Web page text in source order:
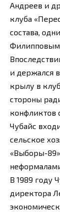
Андреев и
клуба
состава,
и держался
крылу в
стороны
конфликтов
Чубайс
сельское
«Выборы-
В 1989 году
директора